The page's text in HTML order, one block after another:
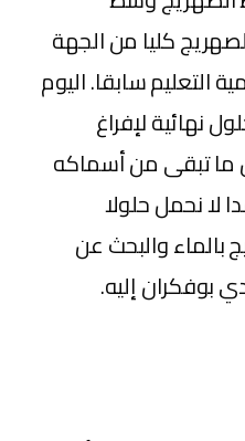
كليا من الجهة
التعليم سابقا. اليوم
نهائية لإفراغ
ما تبقى من أسماكه
لا نحمل حلولا
بالماء والبحث عن
بوفكران إليه.